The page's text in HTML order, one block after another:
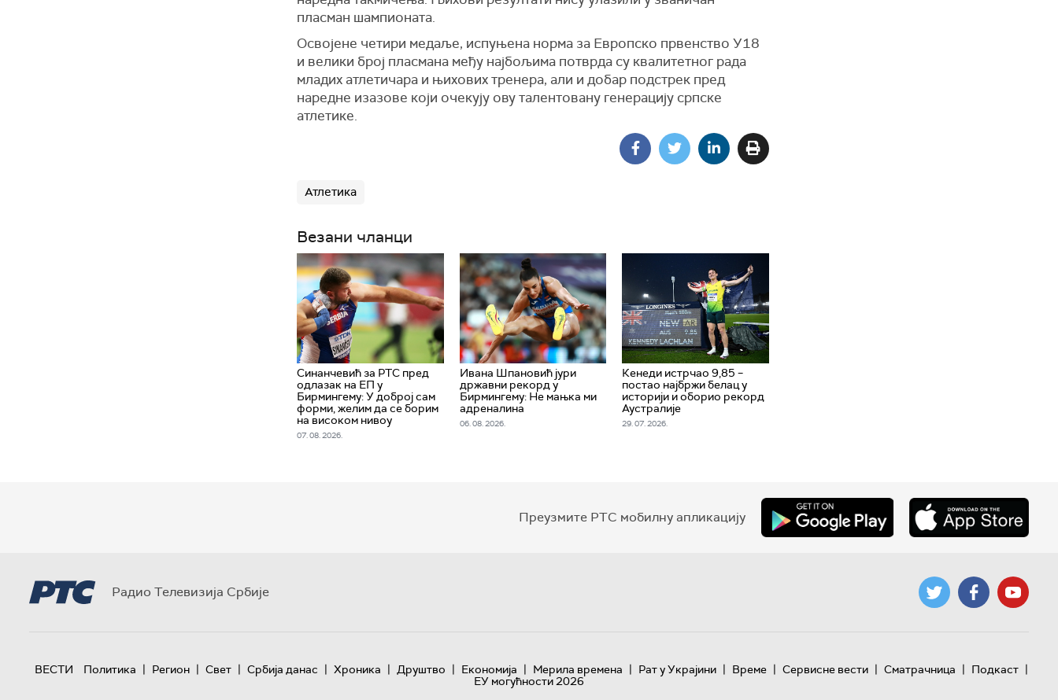
пласман шампионата.
Освојене четири медаље, испуњена норма за Европско првенство У18
и велики број пласмана међу најбољима потврда су квалитетног рада
младих атлетичара и њихових тренера, али и добар подстрек пред
наредне изазове који очекују ову талентовану генерацију српске
атлетике.
Атлетика
Везани чланци
Синанчевић за РТС пред
одлазак на ЕП у
Бирмингему: У доброј сам
форми, желим да се борим
на високом нивоу
07. 08. 2026.
Ивана Шпановић јури
државни рекорд у
Бирмингему: Не мањка ми
адреналина
06. 08. 2026.
Кенеди истрчао 9,85 –
постао најбржи белац у
историји и оборио рекорд
Аустралије
29. 07. 2026.
Преузмите РТС мобилну апликацију
Радио Телевизија Србије
ВЕСТИ Политика | Регион | Свет | Србија данас | Хроника | Друштво | Економија | Мерила времена | Рат у Украјини | Време | Сервисне вести | Сматрачница | Подкаст |
ЕУ могућности 2026